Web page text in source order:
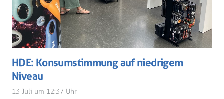
HDE: Konsumstimmung auf niedrigem
Niveau
13 Juli um 12:37 Uhr